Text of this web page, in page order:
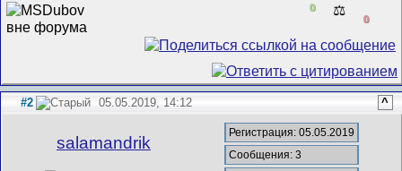
0 ⚖️
0
#2 05.05.2019, 14:12 ^
salamandrik
Регистрация: 05.05.2019
Сообщения: 3